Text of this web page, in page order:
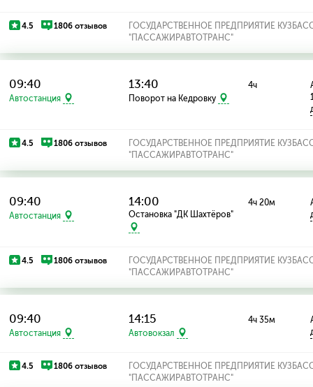
4.5 1806 отзывов
ГОСУДАРСТВЕННОЕ ПРЕДПРИЯТИЕ
"ПАССАЖИРАВТОТРАНС"
09:40
Автостанция
13:40
Поворот на Кедровку
4ч
4.5 1806 отзывов
ГОСУДАРСТВЕННОЕ ПРЕДПРИЯТИЕ
"ПАССАЖИРАВТОТРАНС"
09:40
Автостанция
14:00
Остановка "ДК Шахтёров"
4ч 20м
4.5 1806 отзывов
ГОСУДАРСТВЕННОЕ ПРЕДПРИЯТИЕ
"ПАССАЖИРАВТОТРАНС"
09:40
Автостанция
14:15
Автовокзал
4ч 35м
4.5 1806 отзывов
ГОСУДАРСТВЕННОЕ ПРЕДПРИЯТИЕ
"ПАССАЖИРАВТОТРАНС"